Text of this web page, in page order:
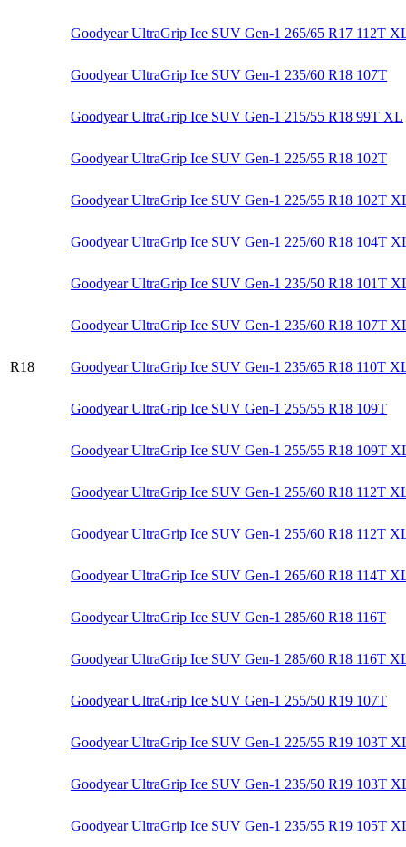
Goodyear UltraGrip Ice SUV Gen-1 265/65 R17 112T
R18
Goodyear UltraGrip Ice SUV Gen-1 235/60 R18 107T
Goodyear UltraGrip Ice SUV Gen-1 215/55 R18 99T XL
Goodyear UltraGrip Ice SUV Gen-1 225/55 R18 102T
Goodyear UltraGrip Ice SUV Gen-1 225/55 R18 102T
Goodyear UltraGrip Ice SUV Gen-1 225/60 R18 104T
Goodyear UltraGrip Ice SUV Gen-1 235/50 R18 101T
Goodyear UltraGrip Ice SUV Gen-1 235/60 R18 107T
Goodyear UltraGrip Ice SUV Gen-1 235/65 R18 110T
Goodyear UltraGrip Ice SUV Gen-1 255/55 R18 109T
Goodyear UltraGrip Ice SUV Gen-1 255/55 R18 109T
Goodyear UltraGrip Ice SUV Gen-1 255/60 R18 112T
Goodyear UltraGrip Ice SUV Gen-1 255/60 R18 112T
Goodyear UltraGrip Ice SUV Gen-1 265/60 R18 114T
Goodyear UltraGrip Ice SUV Gen-1 285/60 R18 116T
Goodyear UltraGrip Ice SUV Gen-1 285/60 R18 116T
Goodyear UltraGrip Ice SUV Gen-1 255/50 R19 107T
Goodyear UltraGrip Ice SUV Gen-1 225/55 R19 103T
Goodyear UltraGrip Ice SUV Gen-1 235/50 R19 103T
Goodyear UltraGrip Ice SUV Gen-1 235/55 R19 105T